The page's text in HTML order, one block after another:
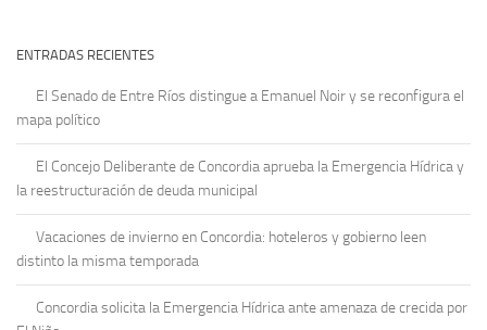
ENTRADAS RECIENTES
El Senado de Entre Ríos distingue a Emanuel Noir y se reconfigura el
mapa político
El Concejo Deliberante de Concordia aprueba la Emergencia Hídrica y
la reestructuración de deuda municipal
Vacaciones de invierno en Concordia: hoteleros y gobierno leen
distinto la misma temporada
Concordia solicita la Emergencia Hídrica ante amenaza de crecida por